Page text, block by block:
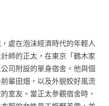
處在泡沫經濟時代的年輕人
師的正太，在東京「鶴木家
司附設的單身宿舍。他與個
輩田畑，以及外貌姣好風流
室友。當正太參觀宿舍時，